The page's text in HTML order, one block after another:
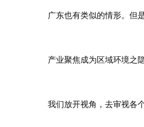
广东也有类似的情形。但
产业聚焦成为区域环境之
我们放开视角，去审视各